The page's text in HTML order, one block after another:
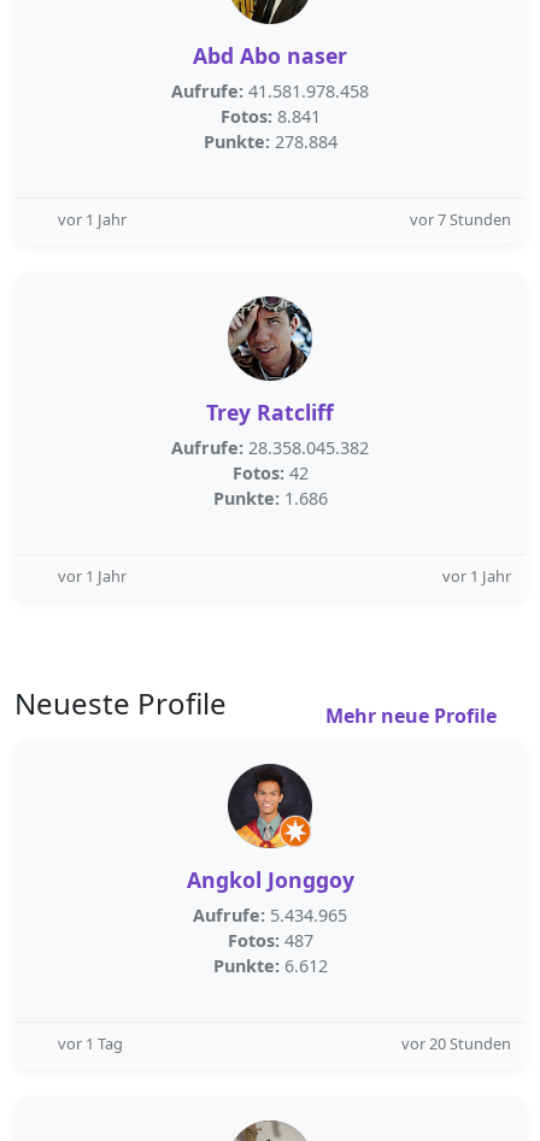
Abd Abo naser
Aufrufe: 41.581.978.458
Fotos: 8.841
Punkte: 278.884
vor 1 Jahr vor 7 Stunden
Trey Ratcliff
Aufrufe: 28.358.045.382
Fotos: 42
Punkte: 1.686
vor 1 Jahr vor 1 Jahr
Neueste Profile Mehr neue Profile
Angkol Jonggoy
Aufrufe: 5.434.965
Fotos: 487
Punkte: 6.612
vor 1 Tag vor 20 Stunden